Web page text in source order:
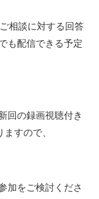
相談に対する回答
も配信できる予定
回の録画視聴付き
すので、
加をご検討くださ